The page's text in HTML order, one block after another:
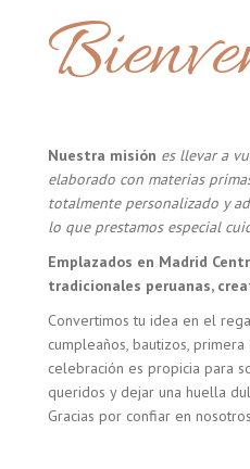
Nuestra misión es llevar a
elaborado con materias
totalmente personalizado y
lo que prestamos especial
Emplazados en Madrid
tradicionales peruanas,
Convertimos tu idea en el
cumpleaños, bautizos,
celebración es propicia para
queridos y dejar una huella
Gracias por confiar en